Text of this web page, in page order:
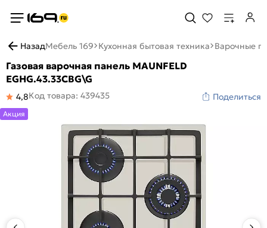
НазадМебель 169 Кухонная бытовая техника Варочные
Газовая варочная панель MAUNFELD
EGHG.43.33CBG\G
4,8Код товара: 439435 Поделиться
Акция